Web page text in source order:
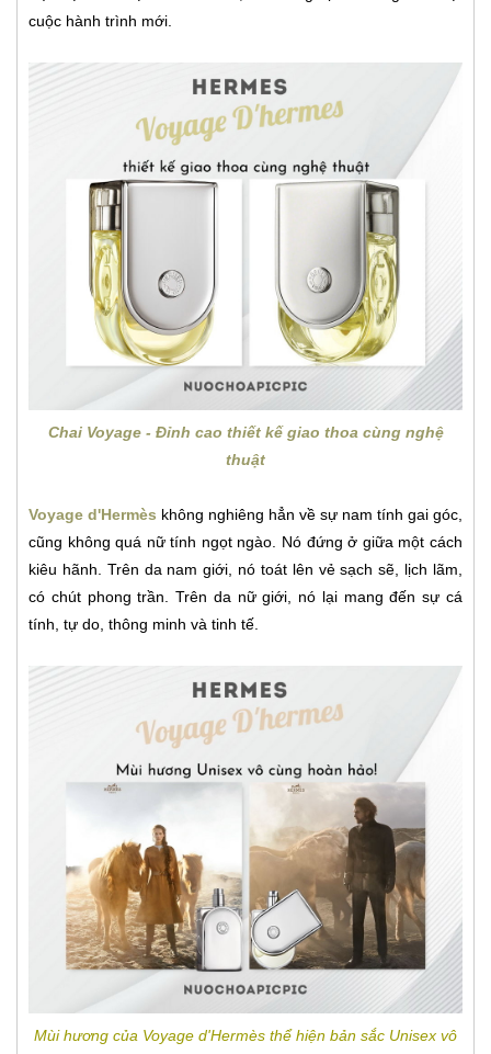
cuộc hành trình mới.
Chai Voyage - Đỉnh cao thiết kế giao thoa cùng nghệ
thuật
Voyage d'Hermès không nghiêng hẳn về sự nam tính gai góc,
cũng không quá nữ tính ngọt ngào. Nó đứng ở giữa một cách
kiêu hãnh. Trên da nam giới, nó toát lên vẻ sạch sẽ, lịch lãm,
có chút phong trần. Trên da nữ giới, nó lại mang đến sự cá
tính, tự do, thông minh và tinh tế.
Mùi hương của Voyage d'Hermès thể hiện bản sắc Unisex vô